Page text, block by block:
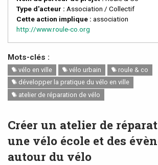
Type d'acteur : Association / Collectif
Cette action implique : association
http://www.roule-co.org
Mots-clés :
vélo en ville vélo urbain
roule & co
développer la pratique du vélo en ville
atelier de réparation de vélo
Créer un atelier de
une vélo école et des
autour du vélo